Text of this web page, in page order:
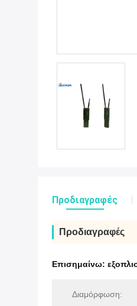
Προδιαγραφές
Προδιαγραφές
Επισημαίνω:
Διαμόρφωση: